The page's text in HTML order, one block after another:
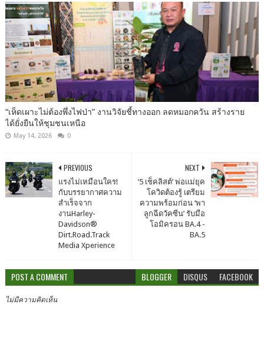
“เห็ดเผาะไม่ต้องพึ่งไฟป่า” งานวิจัยชี้ทางออก ลดหมอกควัน สร้างราย
ได้ยั่งยืนให้ชุมชนเหนือ
May 14, 2026 0
NEXT
‘5 เช็คลิสต์’ พ่อแม่ยุค
โควิดต้องรู้ เตรียม
ความพร้อมก่อน ‘พา
ลูกฉีดวัคซีน’ รับมือ
โอมิครอน BA.4 -
BA.5
PREVIOUS
แรงไม่เหมือนใคร!
กับบรรยากาศความ
สำเร็จจาก
งานHarley-
Davidson®
Dirt.Road.Track
Media Xperience
POST A COMMENT BLOGGER DISQUS FACEBOOK
ไม่มีความคิดเห็น